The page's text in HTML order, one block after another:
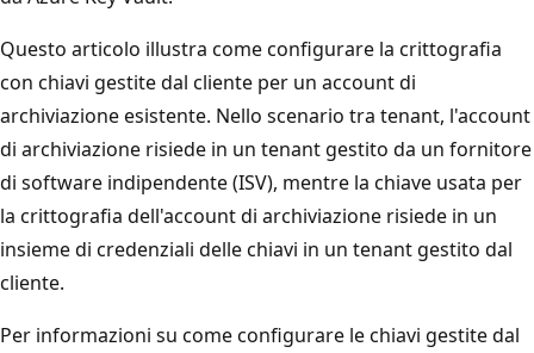
Questo articolo illustra come configurare la crittografia
con chiavi gestite dal cliente per un account di
archiviazione esistente. Nello scenario tra tenant, l'account
di archiviazione risiede in un tenant gestito da un fornitore
di software indipendente (ISV), mentre la chiave usata per
la crittografia dell'account di archiviazione risiede in un
insieme di credenziali delle chiavi in un tenant gestito dal
cliente.
Per informazioni su come configurare le chiavi gestite dal